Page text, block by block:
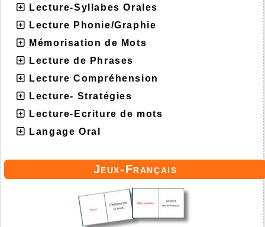
Lecture-Syllabes Orales
Lecture Phonie/Graphie
Mémorisation de Mots
Lecture de Phrases
Lecture Compréhension
Lecture- Stratégies
Lecture-Ecriture de mots
Langage Oral
Jeux-Français